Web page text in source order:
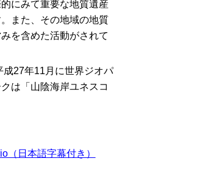
にみて重要な地質遺産
また、その地域の地質
を含めた活動がされて
27年11月に世界ジオパ
は「山陰海岸ユネスコ
（日本語字幕付き）